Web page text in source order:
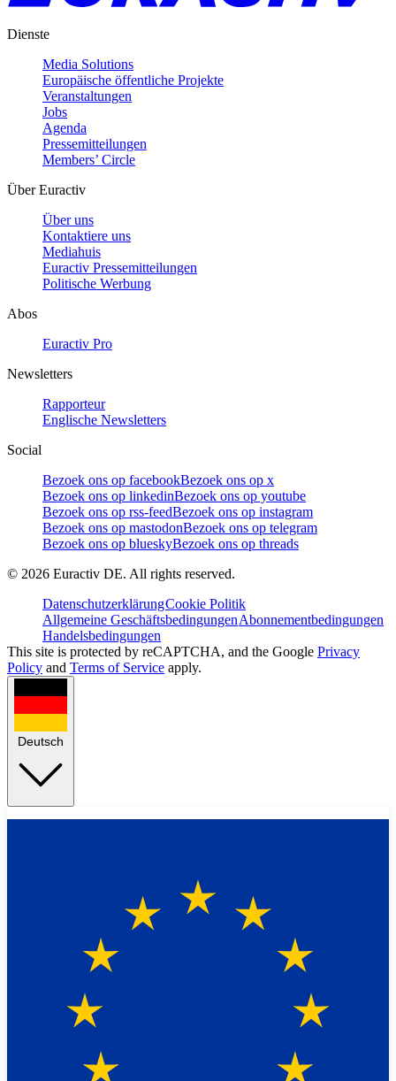
Dienste
Media Solutions
Europäische öffentliche Projekte
Veranstaltungen
Jobs
Agenda
Pressemitteilungen
Members’ Circle
Über Euractiv
Über uns
Kontaktiere uns
Mediahuis
Euractiv Pressemitteilungen
Politische Werbung
Abos
Euractiv Pro
Newsletters
Rapporteur
Englische Newsletters
Social
Bezoek ons op facebookBezoek ons op x
Bezoek ons op linkedinBezoek ons op youtube
Bezoek ons op rss-feedBezoek ons op instagram
Bezoek ons op mastodonBezoek ons op telegram
Bezoek ons op blueskyBezoek ons op threads
© 2026 Euractiv DE. All rights reserved.
DatenschutzerklärungCookie Politik
Allgemeine GeschäftsbedingungenAbonnementbedingungen
Handelsbedingungen
This site is protected by reCAPTCHA, and the Google Privacy
Policy and Terms of Service apply.
Deutsch